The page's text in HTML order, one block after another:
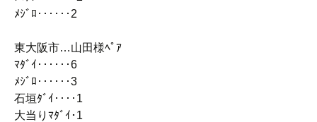
ﾒｼﾞﾛ‥‥‥2
東大阪市…山田様ﾍﾟｱ
ﾏﾀﾞｲ‥‥‥6
ﾒｼﾞﾛ‥‥‥3
石垣ﾀﾞｲ‥‥1
大当りﾏﾀﾞｲ･1